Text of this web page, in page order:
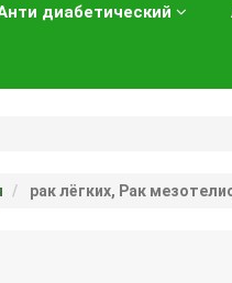
диабетический
рак лёгких, Рак